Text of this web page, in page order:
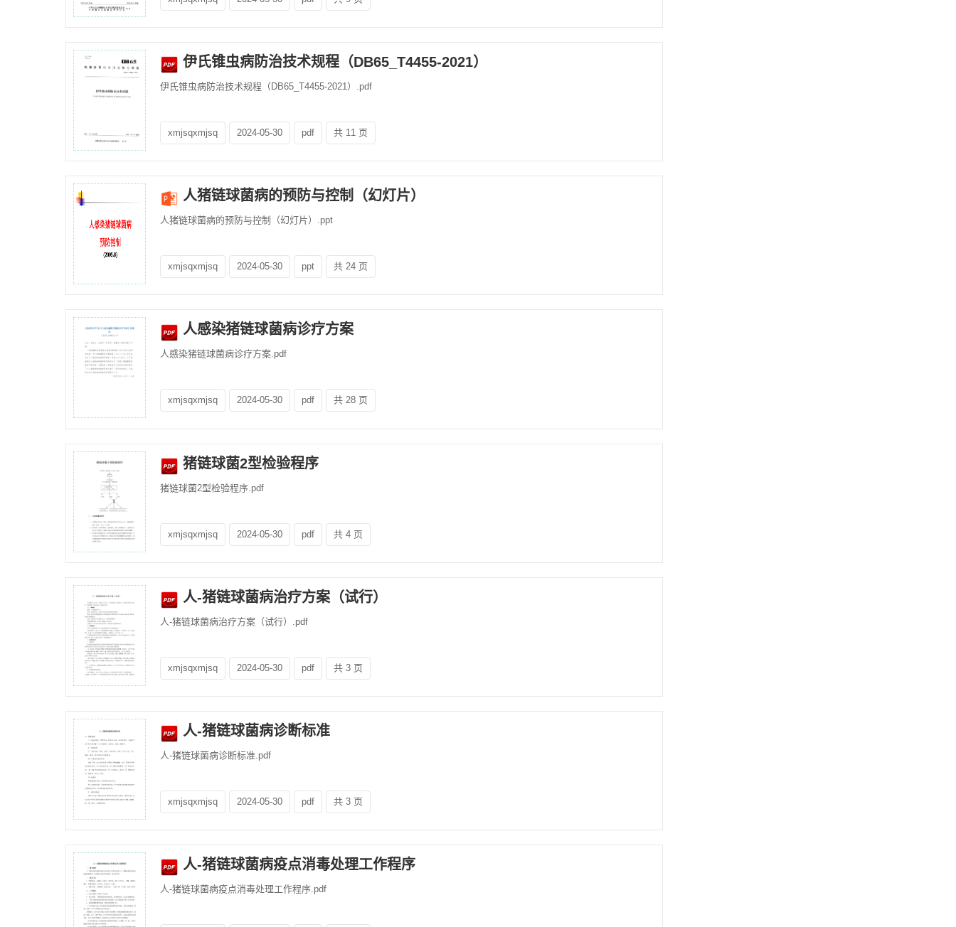
伊氏锥虫病防治技术规程（DB65_T4455-2021）
伊氏锥虫病防治技术规程（DB65_T4455-2021）.pdf
xmjsqxmjsq 2024-05-30 pdf 共 11 页
人猪链球菌病的预防与控制（幻灯片）
人猪链球菌病的预防与控制（幻灯片）.ppt
xmjsqxmjsq 2024-05-30 ppt 共 24 页
人感染猪链球菌病诊疗方案
人感染猪链球菌病诊疗方案.pdf
xmjsqxmjsq 2024-05-30 pdf 共 28 页
猪链球菌2型检验程序
猪链球菌2型检验程序.pdf
xmjsqxmjsq 2024-05-30 pdf 共 4 页
人-猪链球菌病治疗方案（试行）
人-猪链球菌病治疗方案（试行）.pdf
xmjsqxmjsq 2024-05-30 pdf 共 3 页
人-猪链球菌病诊断标准
人-猪链球菌病诊断标准.pdf
xmjsqxmjsq 2024-05-30 pdf 共 3 页
人-猪链球菌病疫点消毒处理工作程序
人-猪链球菌病疫点消毒处理工作程序.pdf